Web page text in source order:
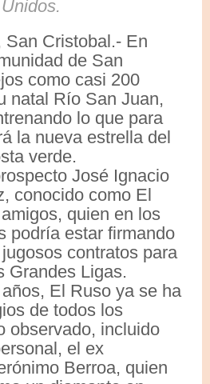
Unidos.
San Cristobal.- En
de San
como casi 200
natal Río San Juan,
lo que para
la nueva estrella del
verde.
José Ignacio
conocido como El
quien en los
podría estar firmando
contratos para
Grandes Ligas.
El Ruso ya se ha
de todos los
observado, incluido
el ex
Berroa, quien